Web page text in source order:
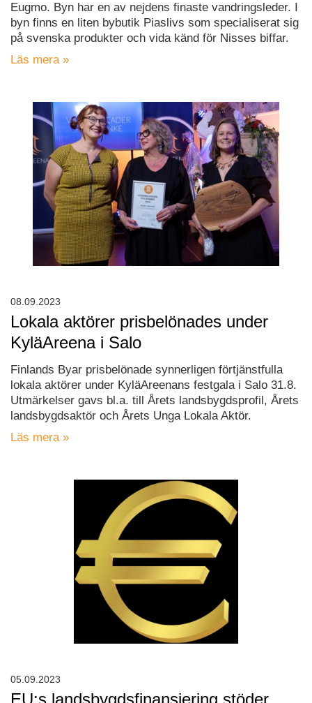
Eugmo. Byn har en av nejdens finaste vandringsleder. I
byn finns en liten bybutik Piaslivs som specialiserat sig
på svenska produkter och vida känd för Nisses biffar.
Läs mera »
Lokala aktörer prisbelönades under
KyläAreena i Salo
Finlands Byar prisbelönade synnerligen förtjänstfulla
lokala aktörer under KyläAreenans festgala i Salo 31.8.
Utmärkelser gavs bl.a. till Årets landsbygdsprofil, Årets
landsbygdsaktör och Årets Unga Lokala Aktör.
Läs mera »
08.09.2023
05.09.2023